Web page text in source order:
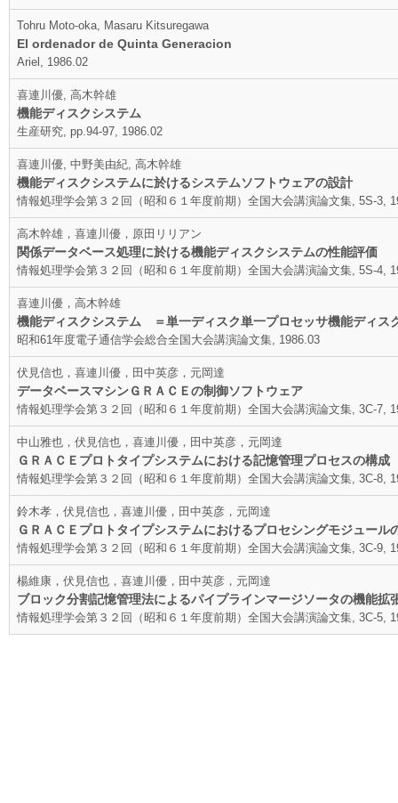
Tohru Moto-oka, Masaru Kitsuregawa
El ordenador de Quinta Generacion
Ariel, 1986.02
喜連川優, 高木幹雄
機能ディスクシステム
生産研究, pp.94-97, 1986.02
喜連川優, 中野美由紀, 高木幹雄
機能ディスクシステムに於けるシステムソフトウェアの設計
情報処理学会第３２回（昭和６１年度前期）全国大会講演論文集, 5S-3,
高木幹雄，喜連川優，原田リリアン
関係データベース処理に於ける機能ディスクシステムの性能評価
情報処理学会第３２回（昭和６１年度前期）全国大会講演論文集, 5S-4,
喜連川優，高木幹雄
機能ディスクシステム ＝単一ディスク単一プロセッサ機能ディス
昭和61年度電子通信学会総合全国大会講演論文集, 1986.03
伏見信也，喜連川優，田中英彦，元岡達
データベースマシンＧＲＡＣＥの制御ソフトウェア
情報処理学会第３２回（昭和６１年度前期）全国大会講演論文集, 3C-7,
中山雅也，伏見信也，喜連川優，田中英彦，元岡達
ＧＲＡＣＥプロトタイプシステムにおける記憶管理プロセスの構成
情報処理学会第３２回（昭和６１年度前期）全国大会講演論文集, 3C-8,
鈴木孝，伏見信也，喜連川優，田中英彦，元岡達
ＧＲＡＣＥプロトタイプシステムにおけるプロセシングモジュール
情報処理学会第３２回（昭和６１年度前期）全国大会講演論文集, 3C-9,
楊維康，伏見信也，喜連川優，田中英彦，元岡達
ブロック分割記憶管理法によるパイプラインマージソータの機能拡
情報処理学会第３２回（昭和６１年度前期）全国大会講演論文集, 3C-5,